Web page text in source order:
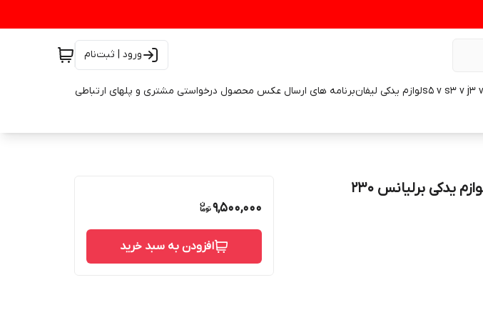
ورود | ثبت‌نام
لوازم یدکی لیفانبرنامه های ارسال عکس محصول درخواستی مشتری و پلهای ارتباطی
9,500,000
افزودن به سبد خرید